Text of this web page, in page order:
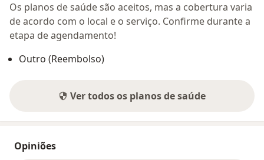
Os planos de saúde são aceitos, mas a cobertura varia
de acordo com o local e o serviço. Confirme durante a
etapa de agendamento!
Outro (Reembolso)
Ver todos os planos de saúde
Opiniões